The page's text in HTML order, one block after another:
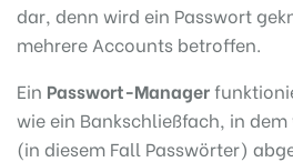
dar, denn wird ein Passwort
mehrere Accounts betroffen.
Ein Passwort-Manager
wie ein Bankschließfach, in
(in diesem Fall Passwörter)